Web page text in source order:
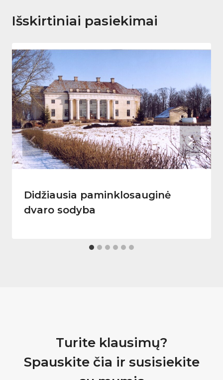
Išskirtiniai pasiekimai
Didžiausia paminklosauginė
dvaro sodyba
Turite klausimų?
Spauskite čia ir susisiekite